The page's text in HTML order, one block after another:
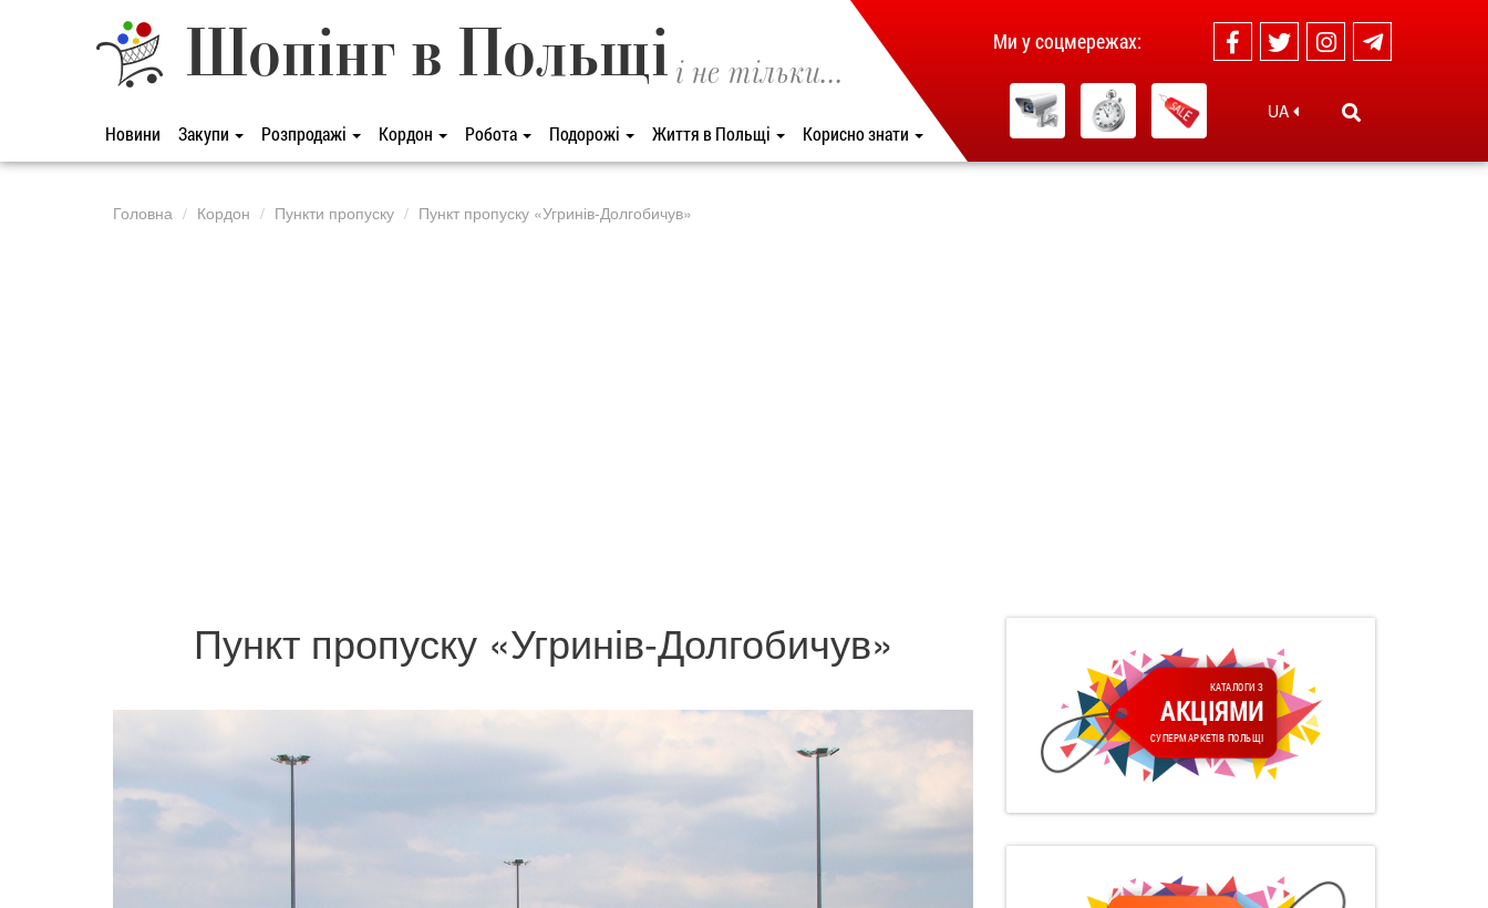
Шопінг в Польщі і не тільки...
Новини Закупи Розпродажі Кордон Робота Подорожі Життя в Польщі Корисно знати
Ми у соцмережах:
UA
Головна Кордон Пункти пропуску Пункт пропуску «Угринів-Долгобичув»
Пункт пропуску «Угринів-Долгобичув»
КАТАЛОГИ З
АКЦІЯМИ
СУПЕРМАРКЕТІВ ПОЛЬЩІ